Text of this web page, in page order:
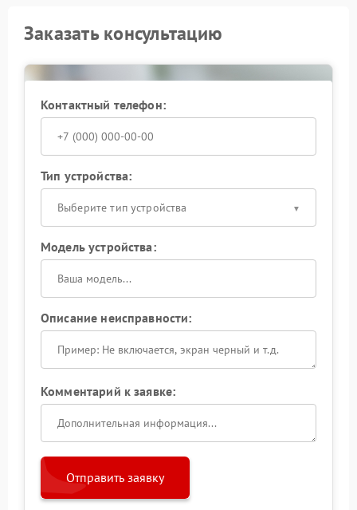
Заказать консультацию
Контактный телефон:
Тип устройства:
Выберите тип устройства
Модель устройства:
Описание неисправности:
Комментарий к заявке:
Отправить заявку